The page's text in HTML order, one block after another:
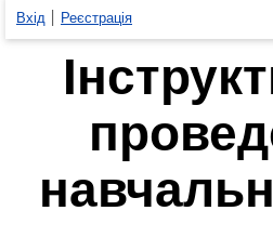
Вхід Реєстрація